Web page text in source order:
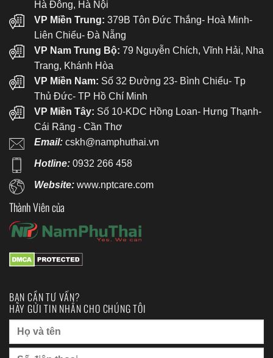
Hà Đông, Hà Nội
VP Miền Trung: 379B Tôn Đức Thắng- Hoà Minh-
Liên Chiểu- Đà Nẵng
VP Nam Trung Bộ: 79 Nguyễn Chích, Vĩnh Hải, Nha
Trang, Khánh Hòa
VP Miền Nam: Số 32 Đường 23- Bình Chiểu- Tp
Thủ Đức- TP Hồ Chí Minh
VP Miền Tây: Số 10-KDC Hồng Loan- Hưng Thạnh-
Cái Răng - Cần Thơ
Email: cskh@namphuthai.vn
Hotline: 0932 266 458
Website:www.nptcare.com
Thành Viên của
BẠN CẦN TƯ VẤN?
HÃY GỬI TIN NHẮN CHO CHÚNG TÔI